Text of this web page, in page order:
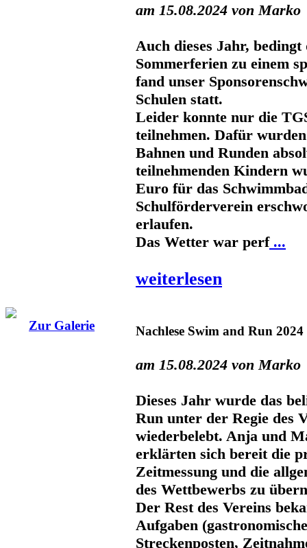
am 15.08.2024 von Marko
Auch dieses Jahr,
Sommerferien zu einem
fand unser
Schulen statt.
Leider konnte nur die
teilnehmen. Dafür
Bahnen und Runden
teilnehmenden Kindern
Euro für das
Schulförderverein
erlaufen.
Das Wetter war perf...
weiterlesen
Zur Galerie Nachlese Swim and Run 2024
am 15.08.2024 von Marko
Dieses Jahr wurde das
Run unter der Regie des
wiederbelebt. Anja und
erklärten sich bereit die
Zeitmessung und die
des Wettbewerbs zu
Der Rest des Vereins
Aufgaben
Streckenposten,